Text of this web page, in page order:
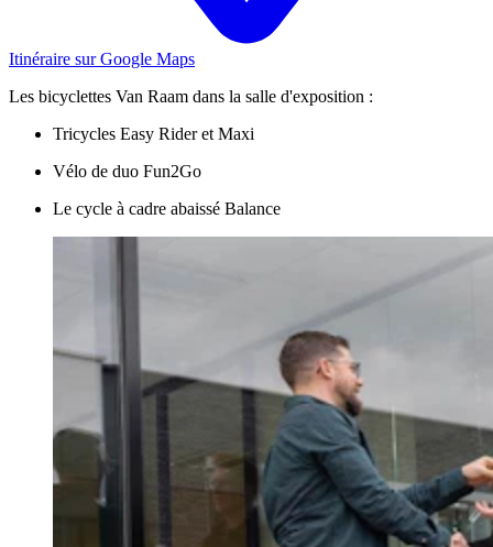
Itinéraire sur Google Maps
Les bicyclettes Van Raam dans la salle d'exposition :
Tricycles Easy Rider et Maxi
Vélo de duo Fun2Go
Le cycle à cadre abaissé Balance